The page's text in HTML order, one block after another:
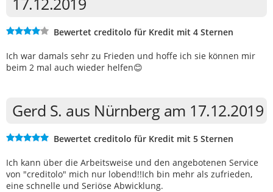
Bewertet creditolo für Kredit mit 4 Sternen
Ich war damals sehr zu Frieden und hoffe ich sie können mir
beim 2 mal auch wieder helfen😊
Gerd S. aus Nürnberg am 17.12.2019
Bewertet creditolo für Kredit mit 5 Sternen
Ich kann über die Arbeitsweise und den angebotenen Service
von "creditolo" mich nur lobend!!Ich bin mehr als zufrieden,
eine schnelle und Seriöse Abwicklung.